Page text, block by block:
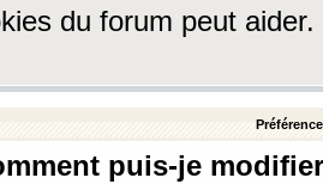
du forum peut aider.
puis-je